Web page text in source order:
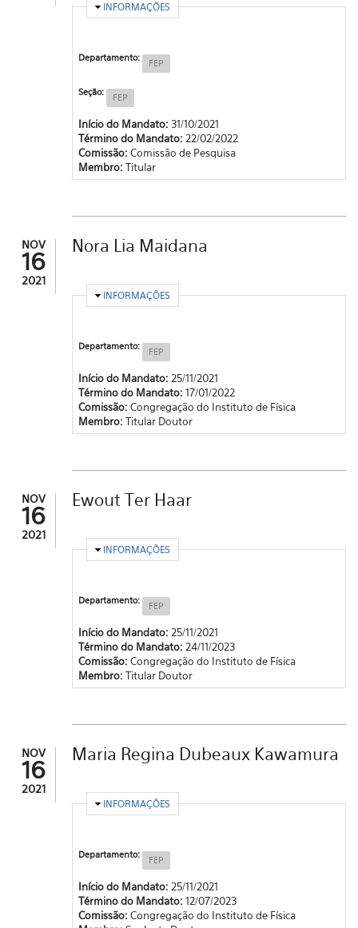
OCULTAR
INFORMAÇÕES
Departamento: FEP
Seção: FEP
Início do Mandato: 31/10/2021
Término do Mandato: 22/02/2022
Comissão: Comissão de Pesquisa
Membro: Titular
NOV
16
2021
Nora Lia Maidana
OCULTAR
INFORMAÇÕES
Departamento: FEP
Início do Mandato: 25/11/2021
Término do Mandato: 17/01/2022
Comissão: Congregação do Instituto de Física
Membro: Titular Doutor
NOV
16
2021
Ewout Ter Haar
OCULTAR
INFORMAÇÕES
Departamento: FEP
Início do Mandato: 25/11/2021
Término do Mandato: 24/11/2023
Comissão: Congregação do Instituto de Física
Membro: Titular Doutor
NOV
16
2021
Maria Regina Dubeaux Kawamura
OCULTAR
INFORMAÇÕES
Departamento: FEP
Início do Mandato: 25/11/2021
Término do Mandato: 12/07/2023
Comissão: Congregação do Instituto de Física